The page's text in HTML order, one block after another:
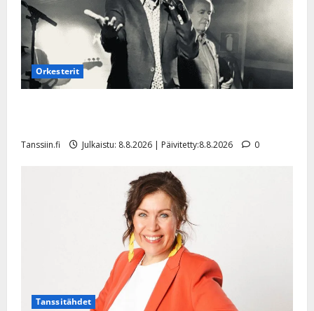
Orkesterit
Tanssiin.fi Julkaistu: 8.8.2026 | Päivitetty:8.8.2026 0
Tanssitähdet